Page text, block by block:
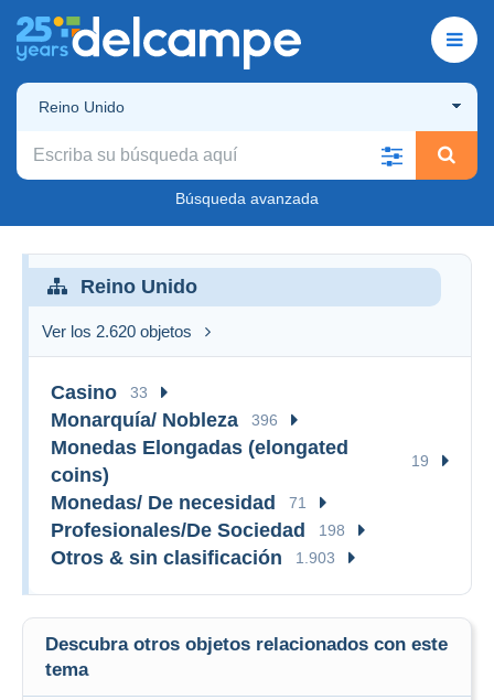
Reino Unido
Búsqueda avanzada
Reino Unido
Ver los 2.620 objetos
Casino 33
Monarquía/ Nobleza 396
Monedas Elongadas (elongated
coins)
19
Monedas/ De necesidad 71
Profesionales/De Sociedad 198
Otros & sin clasificación 1.903
Descubra otros objetos relacionados con este
tema